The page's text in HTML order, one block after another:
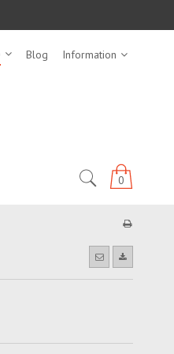
Blog Information
0